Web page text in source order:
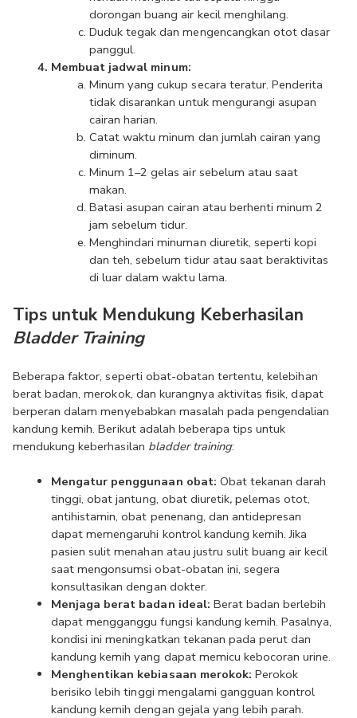
dorongan buang air kecil menghilang.
Duduk tegak dan mengencangkan otot dasar
panggul.
Membuat jadwal minum:
Minum yang cukup secara teratur. Penderita
tidak disarankan untuk mengurangi asupan
cairan harian.
Catat waktu minum dan jumlah cairan yang
diminum.
Minum 1–2 gelas air sebelum atau saat
makan.
Batasi asupan cairan atau berhenti minum 2
jam sebelum tidur.
Menghindari minuman diuretik, seperti kopi
dan teh, sebelum tidur atau saat beraktivitas
di luar dalam waktu lama.
Bladder Training
Beberapa faktor, seperti obat-obatan tertentu, kelebihan
berat badan, merokok, dan kurangnya aktivitas fisik, dapat
berperan dalam menyebabkan masalah pada pengendalian
kandung kemih. Berikut adalah beberapa tips untuk
mendukung keberhasilan bladder training:
Mengatur penggunaan obat: Obat tekanan darah
tinggi, obat jantung, obat diuretik, pelemas otot,
antihistamin, obat penenang, dan antidepresan
dapat memengaruhi kontrol kandung kemih. Jika
pasien sulit menahan atau justru sulit buang air kecil
saat mengonsumsi obat-obatan ini, segera
konsultasikan dengan dokter.
Menjaga berat badan ideal: Berat badan berlebih
dapat mengganggu fungsi kandung kemih. Pasalnya,
kondisi ini meningkatkan tekanan pada perut dan
kandung kemih yang dapat memicu kebocoran urine.
Menghentikan kebiasaan merokok: Perokok
berisiko lebih tinggi mengalami gangguan kontrol
kandung kemih dengan gejala yang lebih parah.